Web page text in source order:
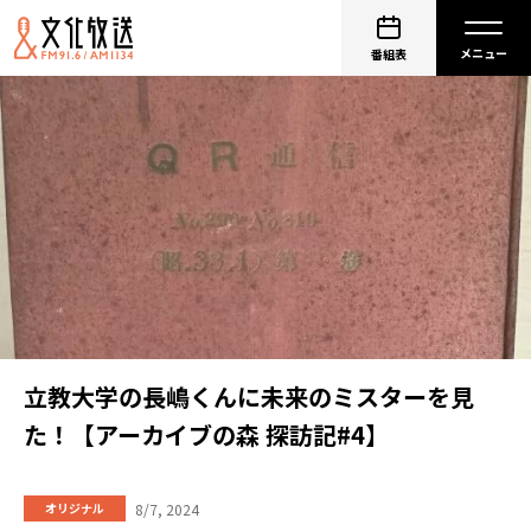
番組表
立教大学の長嶋くんに未来のミスターを見
た！【アーカイブの森 探訪記#4】
オリジナル 8/7, 2024